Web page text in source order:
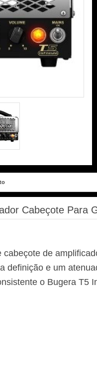
Cabeçote Para
de
definição e um
o Bugera T5